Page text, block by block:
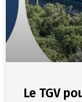
Le TGV